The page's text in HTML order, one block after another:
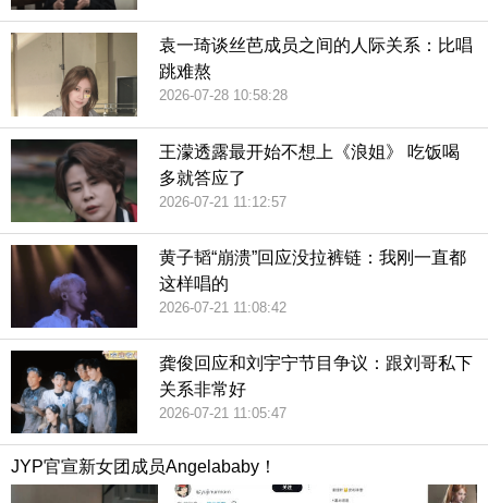
袁一琦谈丝芭成员之间的人际关系：比唱
跳难熬
2026-07-28 10:58:28
王濛透露最开始不想上《浪姐》 吃饭喝
多就答应了
2026-07-21 11:12:57
黄子韬“崩溃”回应没拉裤链：我刚一直都
这样唱的
2026-07-21 11:08:42
龚俊回应和刘宇宁节目争议：跟刘哥私下
关系非常好
2026-07-21 11:05:47
JYP官宣新女团成员Angelababy！